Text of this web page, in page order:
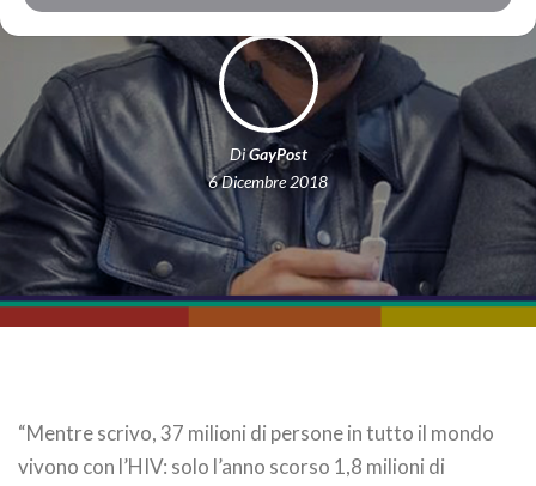
DiGayPost
6 Dicembre 2018
“Mentre scrivo, 37 milioni di persone in tutto il mondo
vivono con l’HIV: solo l’anno scorso 1,8 milioni di